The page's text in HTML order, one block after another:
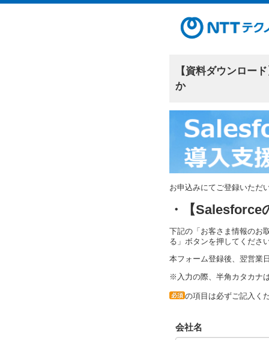
【資料ダウンロー
か
お申込みにてご登録いただ
・【
下記の「お客さま情報のお
る」ボタンを押してください
本フォーム登録後、翌営業
※入力の際、半角カタカナ
必須 の項目は必ずご記入く
会社名